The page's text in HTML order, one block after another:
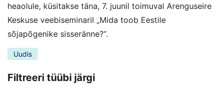
heaolule, küsitakse täna, 7. juunil toimuval Arenguseire
Keskuse veebiseminaril „Mida toob Eestile
sõjapõgenike sisseränne?“.
Uudis
Filtreeri tüübi järgi